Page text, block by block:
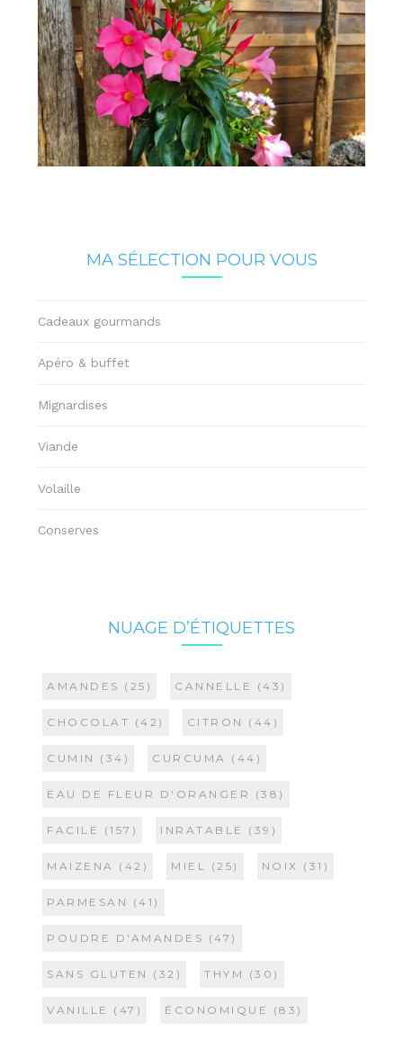
MA SÉLECTION POUR VOUS
Cadeaux gourmands
Apéro & buffet
Mignardises
Viande
Volaille
Conserves
NUAGE D’ÉTIQUETTES
AMANDES (25) CANNELLE (43)
CHOCOLAT (42) CITRON (44)
CUMIN (34) CURCUMA (44)
EAU DE FLEUR D'ORANGER (38)
FACILE (157) INRATABLE (39)
MAIZENA (42) MIEL (25) NOIX (31)
PARMESAN (41)
POUDRE D'AMANDES (47)
SANS GLUTEN (32) THYM (30)
VANILLE (47) ÉCONOMIQUE (83)